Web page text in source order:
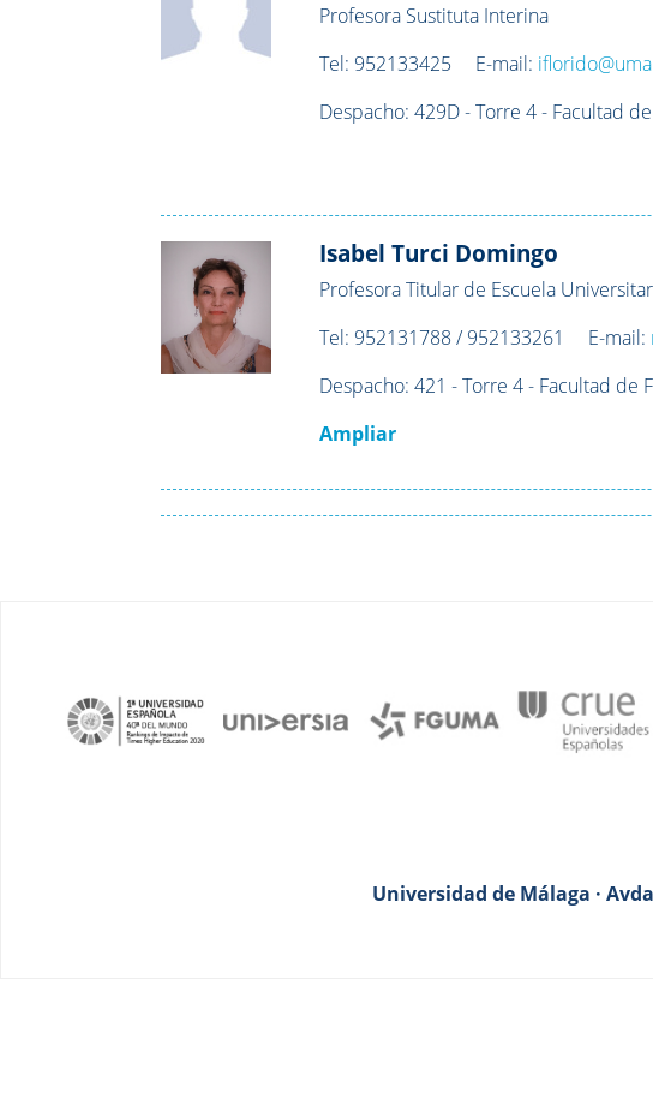
Profesora Sustituta Interina
Tel: 952133425 E-mail:
Despacho: 429D - Torre 4 - Facultad
Isabel Turci Domingo
Profesora Titular de Escuela
Tel: 952131788 / 952133261 E-mail:
Despacho: 421 - Torre 4 - Facultad
Ampliar
Universidad de Málaga ·